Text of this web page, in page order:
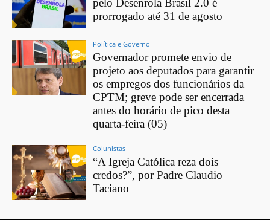
pelo Desenrola Brasil 2.0 é
prorrogado até 31 de agosto
Política e Governo
Governador promete envio de
projeto aos deputados para garantir
os empregos dos funcionários da
CPTM; greve pode ser encerrada
antes do horário de pico desta
quarta-feira (05)
Colunistas
“A Igreja Católica reza dois
credos?”, por Padre Claudio
Taciano